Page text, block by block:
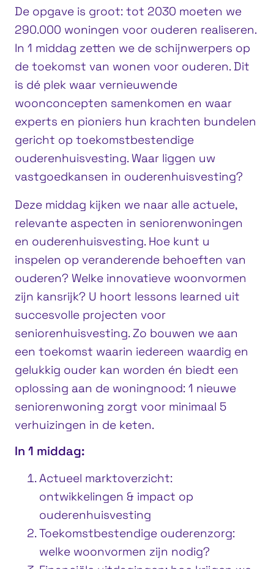
De opgave is groot: tot 2030 moeten we
290.000 woningen voor ouderen realiseren.
In 1 middag zetten we de schijnwerpers op
de toekomst van wonen voor ouderen. Dit
is dé plek waar vernieuwende
woonconcepten samenkomen en waar
experts en pioniers hun krachten bundelen
gericht op toekomstbestendige
ouderenhuisvesting. Waar liggen uw
vastgoedkansen in ouderenhuisvesting?
Deze middag kijken we naar alle actuele,
relevante aspecten in seniorenwoningen
en ouderenhuisvesting. Hoe kunt u
inspelen op veranderende behoeften van
ouderen? Welke innovatieve woonvormen
zijn kansrijk? U hoort lessons learned uit
succesvolle projecten voor
seniorenhuisvesting. Zo bouwen we aan
een toekomst waarin iedereen waardig en
gelukkig ouder kan worden én biedt een
oplossing aan de woningnood: 1 nieuwe
seniorenwoning zorgt voor minimaal 5
verhuizingen in de keten.
In 1 middag:
Actueel marktoverzicht:
ontwikkelingen & impact op
ouderenhuisvesting
Toekomstbestendige ouderenzorg:
welke woonvormen zijn nodig?